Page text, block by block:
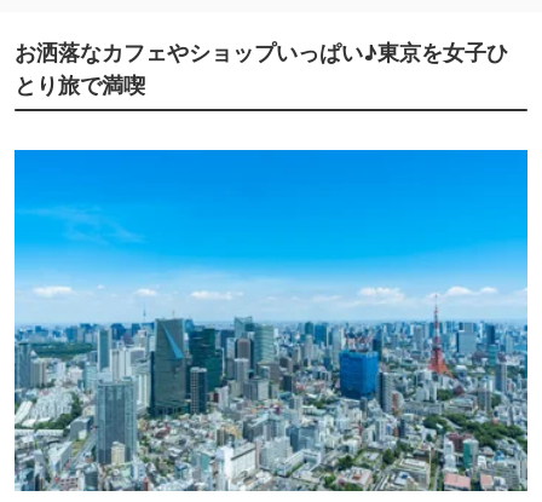
お洒落なカフェやショップいっぱい♪東京を女子ひ
とり旅で満喫